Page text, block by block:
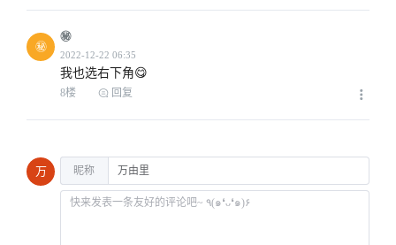
2022-12-22 01:36
㊙
㊙️
我也选右下角😋
8楼 回复
万 昵称